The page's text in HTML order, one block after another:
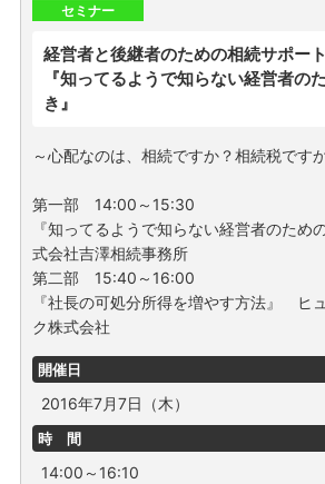
セミナー
経営者と後継者のための相続サポー
『知ってるようで知らない経営者の
き』
～心配なのは、相続ですか？相続税です
第一部 14:00～15:30
『知ってるようで知らない経営者のた
式会社吉澤相続事務所
第二部 15:40～16:00
『社長の可処分所得を増やす方法』 ヒ
ク株式会社
開催日
2016年7月7日（木）
時 間
14:00～16:10